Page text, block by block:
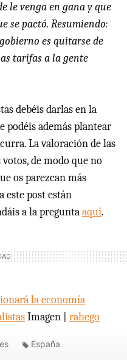
le venga en gana y que
se pactó. Resumiendo:
es quitarse de
tarifas a la gente
debéis darlas en la
podéis además plantear
La valoración de las
de modo que no
os parezcan más
este post están
a la preguntaaquí.
la economía
Imagen | rahego
España